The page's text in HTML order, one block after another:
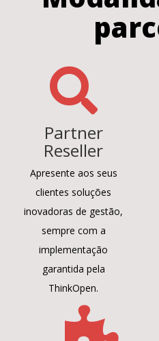
Partner
Reseller
Apresente aos seus
clientes soluções
inovadoras de gestão,
sempre com a
implementação
garantida pela
ThinkOpen.